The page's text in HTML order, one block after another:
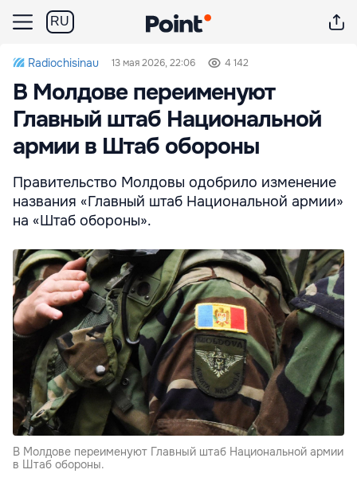
RU
Radiochisinau 13 мая 2026, 22:06 4 142
В Молдове переименуют
Главный штаб Национальной
армии в Штаб обороны
Правительство Молдовы одобрило изменение
названия «Главный штаб Национальной армии»
на «Штаб обороны».
В Молдове переименуют Главный штаб Национальной армии
в Штаб обороны.